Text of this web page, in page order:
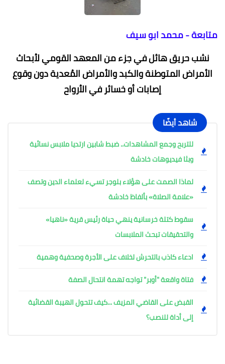
متابعة - محمد ابو سيف
نشب حريق هائل في جزء من المعهد القومي لأبحاث
الأمراض المتوطنة والكبد والأمراض المُعدية دون وقوع
إصابات أو خسائر في الأرواح
شاهد أيضًا
للتربح وجمع المشاهدات.. ضبط شابين ارتديا ملابس نسائية
وبثا فيديوهات خادشة
لماذا الصمت على هؤلاء بلوجر تسيء لعلماء الدين وتصف
«علامة الصلاة» بألفاظ خادشة
سقوط كتلة خرسانية ينهي حياة رئيس قرية «ناهيا»
والتحقيقات تبحث الملابسات
ادعاء كاذب بالتحرش لخلاف على الأجرة وصحفية وهمية
فتاة واقعة "أوبر" تواجه تهمة انتحال الصفة
القبض على القاضي المزيف ...كيف تتحول الهيبة القضائية
إلى أداة للنصب؟